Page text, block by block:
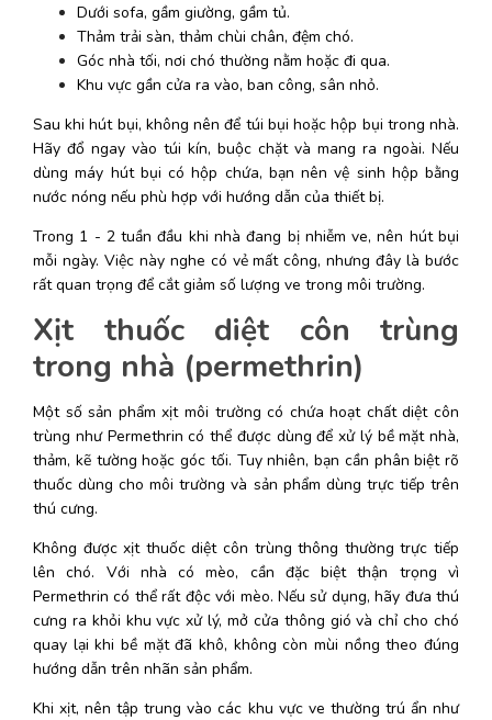
Dưới sofa, gầm giường, gầm tủ.
Thảm trải sàn, thảm chùi chân, đệm chó.
Góc nhà tối, nơi chó thường nằm hoặc đi qua.
Khu vực gần cửa ra vào, ban công, sân nhỏ.
Sau khi hút bụi, không nên để túi bụi hoặc hộp bụi trong nhà.
Hãy đổ ngay vào túi kín, buộc chặt và mang ra ngoài. Nếu
dùng máy hút bụi có hộp chứa, bạn nên vệ sinh hộp bằng
nước nóng nếu phù hợp với hướng dẫn của thiết bị.
Trong 1 - 2 tuần đầu khi nhà đang bị nhiễm ve, nên hút bụi
mỗi ngày. Việc này nghe có vẻ mất công, nhưng đây là bước
rất quan trọng để cắt giảm số lượng ve trong môi trường.
Xịt thuốc diệt côn trùng
trong nhà (permethrin)
Một số sản phẩm xịt môi trường có chứa hoạt chất diệt côn
trùng như Permethrin có thể được dùng để xử lý bề mặt nhà,
thảm, kẽ tường hoặc góc tối. Tuy nhiên, bạn cần phân biệt rõ
thuốc dùng cho môi trường và sản phẩm dùng trực tiếp trên
thú cưng.
Không được xịt thuốc diệt côn trùng thông thường trực tiếp
lên chó. Với nhà có mèo, cần đặc biệt thận trọng vì
Permethrin có thể rất độc với mèo. Nếu sử dụng, hãy đưa thú
cưng ra khỏi khu vực xử lý, mở cửa thông gió và chỉ cho chó
quay lại khi bề mặt đã khô, không còn mùi nồng theo đúng
hướng dẫn trên nhãn sản phẩm.
Khi xịt, nên tập trung vào các khu vực ve thường trú ẩn như